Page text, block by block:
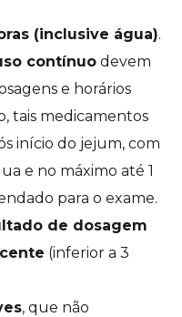
(inclusive água).
contínuo devem
e horários
tais medicamentos
início do jejum, com
e no máximo até 1
para o exame.
de dosagem
(inferior a 3
, que não